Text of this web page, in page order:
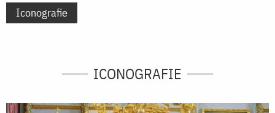
Iconografie
ICONOGRAFIE